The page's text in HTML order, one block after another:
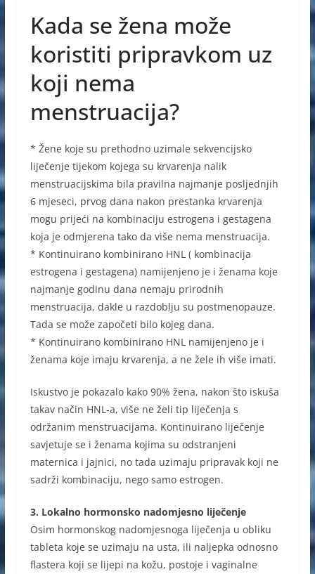
Kada se žena može
koristiti pripravkom uz
koji nema
menstruacija?
* Žene koje su prethodno uzimale sekvencijsko
liječenje tijekom kojega su krvarenja nalik
menstruacijskima bila pravilna najmanje posljednjih
6 mjeseci, prvog dana nakon prestanka krvarenja
mogu prijeći na kombinaciju estrogena i gestagena
koja je odmjerena tako da više nema menstruacija.
* Kontinuirano kombinirano HNL ( kombinacija
estrogena i gestagena) namijenjeno je i ženama koje
najmanje godinu dana nemaju prirodnih
menstruacija, dakle u razdoblju su postmenopauze.
Tada se može započeti bilo kojeg dana.
* Kontinuirano kombinirano HNL namijenjeno je i
ženama koje imaju krvarenja, a ne žele ih više imati.
Iskustvo je pokazalo kako 90% žena, nakon što iskuša
takav način HNL-a, više ne želi tip liječenja s
održanim menstruacijama. Kontinuirano liječenje
savjetuje se i ženama kojima su odstranjeni
maternica i jajnici, no tada uzimaju pripravak koji ne
sadrži kombinaciju, nego samo estrogen.
3. Lokalno hormonsko nadomjesno liječenje
Osim hormonskog nadomjesnoga liječenja u obliku
tableta koje se uzimaju na usta, ili naljepka odnosno
flastera koji se lijepi na kožu, postoje i vaginalne